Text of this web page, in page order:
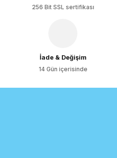
256 Bit SSL sertifikası
İade & Değişim
14 Gün içerisinde